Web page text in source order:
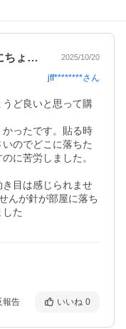
初めての針なのでお試しするのにちょうど… 2025/10/20
jff********さん
ど良いと思って購
ったです。貼る時
のでどこに落ちた
に苦労しました。
目は感じられませ
んが針が部屋に落ち
た
報告 いいね 0